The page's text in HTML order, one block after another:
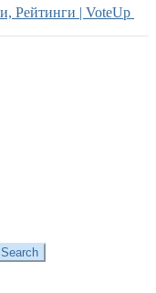
Search